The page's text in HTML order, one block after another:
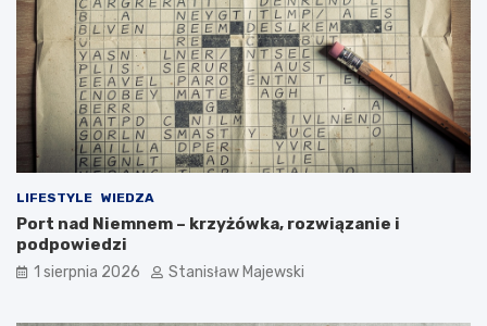
LIFESTYLE WIEDZA
Port nad Niemnem – krzyżówka, rozwiązanie i
podpowiedzi
1 sierpnia 2026 Stanisław Majewski